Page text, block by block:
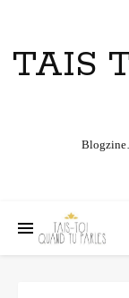
TAIS